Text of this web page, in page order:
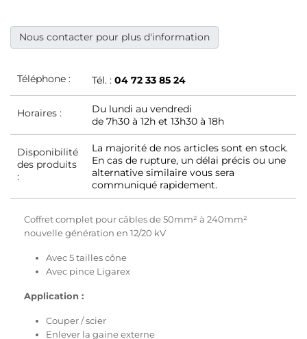
Nous contacter pour plus d'information
Téléphone : Tél. : 04 72 33 85 24
Horaires :
Du lundi au vendredi
de 7h30 à 12h et 13h30 à 18h
Disponibilité
des produits
:
La majorité de nos articles sont en stock.
En cas de rupture, un délai précis ou une
alternative similaire vous sera
communiqué rapidement.
Coffret complet pour câbles de 50mm² à 240mm²
nouvelle génération en 12/20 kV
Avec 5 tailles cône
Avec pince Ligarex
Application :
Couper / scier
Enlever la gaine externe